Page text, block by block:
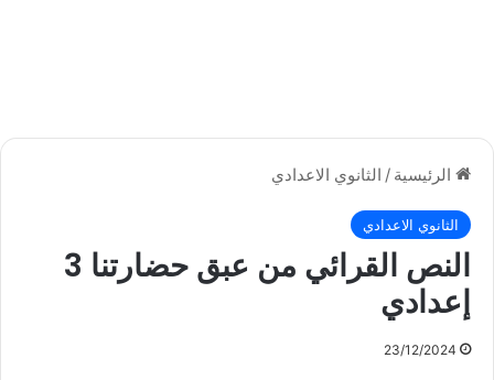
الرئيسية / الثانوي الاعدادي
الثانوي الاعدادي
النص القرائي من عبق حضارتنا 3
إعدادي
23/12/2024